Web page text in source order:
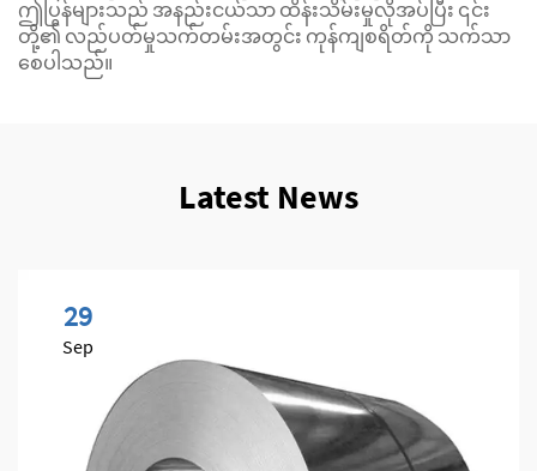
ဤပြွန်များသည် အနည်းငယ်သာ ထိန်းသိမ်းမှုလိုအပ်ပြီး ၎င်း
တို့၏ လည်ပတ်မှုသက်တမ်းအတွင်း ကုန်ကျစရိတ်ကို သက်သာ
စေပါသည်။
Latest News
29
Sep